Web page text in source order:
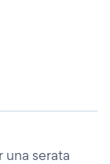
serata